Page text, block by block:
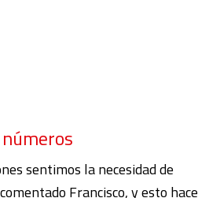
sentimos la necesidad de
Francisco, y esto hace